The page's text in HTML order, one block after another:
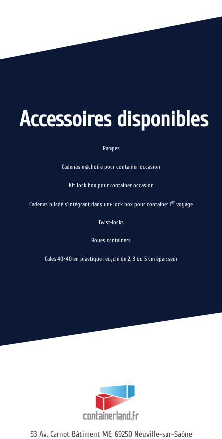
Accessoires disponibles
Rampes
Cadenas mâchoire pour container occasion
Kit lock box pour container occasion
Cadenas blindé s’intégrant dans une lock box pour container 1er voyage
Twist-locks
Roues containers
Cales 40×40 en plastique recyclé de 2, 3 ou 5 cm épaisseur
53 Av. Carnot Bâtiment M6, 69250 Neuville-sur-Saône